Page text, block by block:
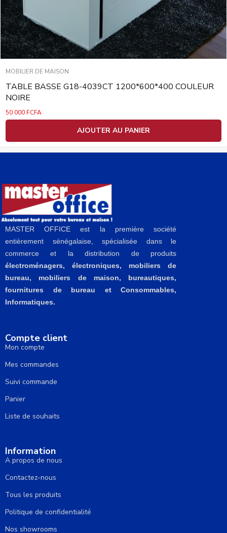
MOBILIER DE MAISON
TABLE BASSE G18-4039CT 1200*600*400 COULEUR
NOIRE
50 000 FCFA
AJOUTER AU PANIER
MASTER OFFICE est la première société
entièrement sénégalaise, spécialisée dans le
commerce et la distribution de produits
électroménagers, électroniques, mobiliers de
bureau, mobiliers de maison, bureautiques,
fournitures de bureau et Consommables,
Informatiques.
Compte client
Mon compte
Mes commandes
Suivi commande
Panier
Liste de souhaits
Information
A propos de nous
Contactez-nous
Tous les produits
Politique de confidentialité
Nos showrooms